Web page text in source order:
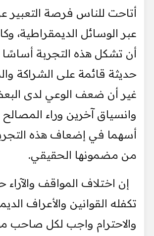
أتاحت للناس فرصة التعبير
عبر الوسائل الديمقراطية،
أن تشكل هذه التجربة أساسًا
حديثة قائمة على الشراكة
غير أن ضعف الوعي لدى
وانسياق آخرين وراء
أسهما في إضعاف هذه
من مضمونها الحقيقي.
إن اختلاف المواقف
تكفله القوانين والأعراف
والاحترام واجب لكل صاحب